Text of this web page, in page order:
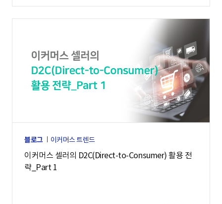
블로그 이커머스 트렌드
이커머스 셀러의 D2C(Direct-to-Consumer) 활용 전
략_Part 1